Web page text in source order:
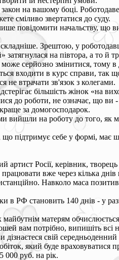
на вашому боці.
сміливо звертатися до суду.
повідомити начальству, що
Зрештою, у
на півтора, а то й
може серйозно змінитися, тому
входити в курс справи, так
не втрачати зв'язок з колегами.
більшість жінок «на
до роботи, не означає, що
краще за домогосподарок.
вийшли на роботу до того, як
підтримує себе у формі, має
Росії, керівник,
вже через кілька днів
Навколо маса
в РФ становить 140 днів - у
матерям
вам потрібно, випишіть всі
дізнаєтеся свій
який буде враховуватися
000 руб. на рік.